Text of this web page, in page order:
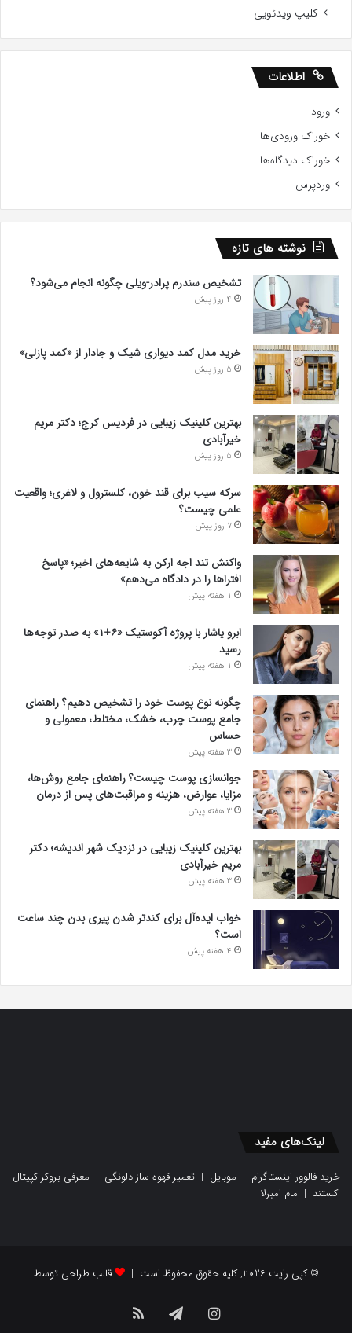
کلیپ ویدئویی
اطلاعات
ورود
خوراک ورودی‌ها
خوراک دیدگاه‌ها
وردپرس
نوشته های تازه
تشخیص سندرم پرادر-ویلی چگونه انجام می‌شود؟
4 روز پیش
خرید مدل کمد دیواری شیک و جادار از «کمد پازلی»
5 روز پیش
بهترین کلینیک زیبایی در فردیس کرج؛ دکتر مریم
خیرآبادی
5 روز پیش
سرکه سیب برای قند خون، کلسترول و لاغری؛ واقعیت
علمی چیست؟
7 روز پیش
واکنش تند اجه ارکن به شایعه‌های اخیر؛ «پاسخ
افتراها را در دادگاه می‌دهم»
1 هفته پیش
ابرو یاشار با پروژه آکوستیک «۶+۱» به صدر توجه‌ها
رسید
1 هفته پیش
چگونه نوع پوست خود را تشخیص دهیم؟ راهنمای
جامع پوست چرب، خشک، مختلط، معمولی و
حساس
3 هفته پیش
جوانسازی پوست چیست؟ راهنمای جامع روش‌ها،
مزایا، عوارض، هزینه و مراقبت‌های پس از درمان
3 هفته پیش
بهترین کلینیک زیبایی در نزدیک شهر اندیشه؛ دکتر
مریم خیرآبادی
3 هفته پیش
خواب ایده‌آل برای کندتر شدن پیری بدن چند ساعت
است؟
4 هفته پیش
لینک‌های مفید
خرید فالوور اینستاگرام | موبایل | تعمیر قهوه ساز دلونگی | معرفی بروکر کپیتال
اکستند | مام امبرلا
© کپی رایت 2026, کلیه حقوق محفوظ است | قالب طراحی توسط
اینستاگرامتلگرامخوراک